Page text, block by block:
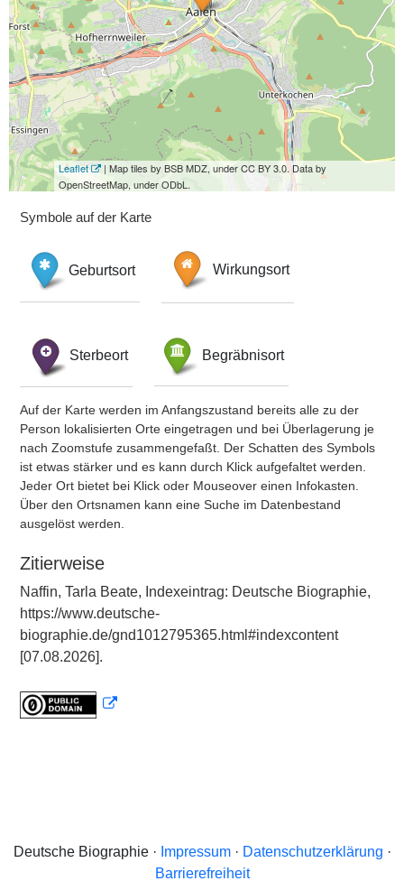
Leaflet
| Map tiles by BSB MDZ, under CC BY 3.0. Data by
OpenStreetMap, under ODbL.
Symbole auf der Karte
Geburtsort Wirkungsort
Sterbeort Begräbnisort
Auf der Karte werden im Anfangszustand bereits alle zu der
Person lokalisierten Orte eingetragen und bei Überlagerung je
nach Zoomstufe zusammengefaßt. Der Schatten des Symbols
ist etwas stärker und es kann durch Klick aufgefaltet werden.
Jeder Ort bietet bei Klick oder Mouseover einen Infokasten.
Über den Ortsnamen kann eine Suche im Datenbestand
ausgelöst werden.
Zitierweise
Naffin, Tarla Beate, Indexeintrag: Deutsche Biographie,
https://www.deutsche-
biographie.de/gnd1012795365.html#indexcontent
[07.08.2026].
Deutsche Biographie · Impressum· Datenschutzerklärung ·
Barrierefreiheit